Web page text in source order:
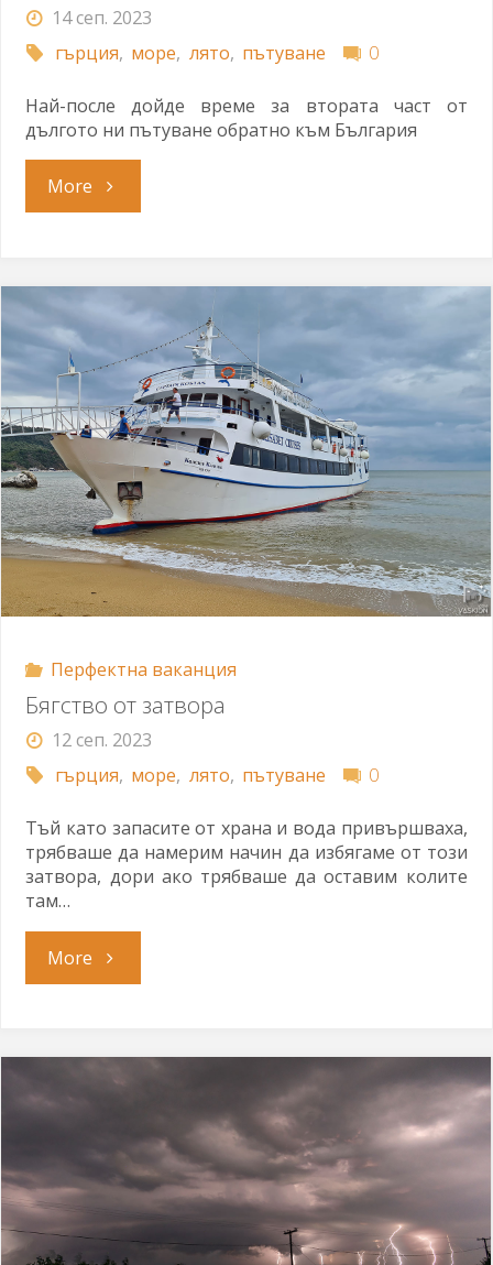
14 сеп. 2023
гърция, море, лято, пътуване 0
Най-после дойде време за втората част от
дългото ни пътуване обратно към България
More"Шоуто
да
си
отиде
вкъщи"
Перфектна ваканция
Бягство от затвора
12 сеп. 2023
гърция, море, лято, пътуване 0
Тъй като запасите от храна и вода привършваха,
трябваше да намерим начин да избягаме от този
затвора, дори ако трябваше да оставим колите
там…
More"Бягство
затвора"